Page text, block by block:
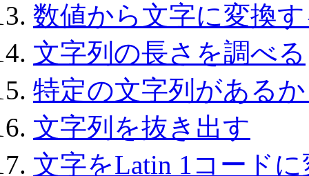
数値から文字に変換
文字列の長さを調べる
特定の文字列がある
文字列を抜き出す
文字をLatin 1コード